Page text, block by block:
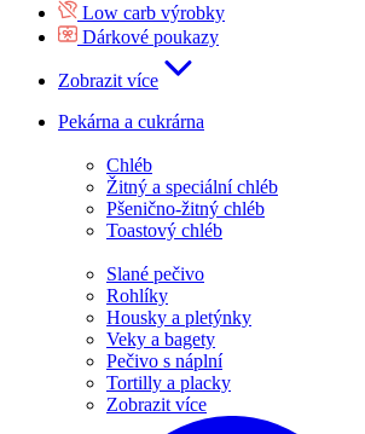
Low carb výrobky
Dárkové poukazy
Zobrazit více
Pekárna a cukrárna
Chléb
Žitný a speciální chléb
Pšenično-žitný chléb
Toastový chléb
Slané pečivo
Rohlíky
Housky a pletýnky
Veky a bagety
Pečivo s náplní
Tortilly a placky
Zobrazit více